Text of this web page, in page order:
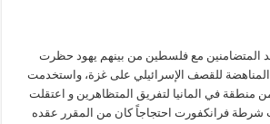
المتضامنين مع فلسطين من بينهم يهود حظرت
المناهضة للقصف الإسرائيلي على غزة، واستخدمت
منطقة في المانيا لتفريق المتظاهرين و اعتقلت
شرطة فرانكفورت احتجاجاً كان من المقرر عقده